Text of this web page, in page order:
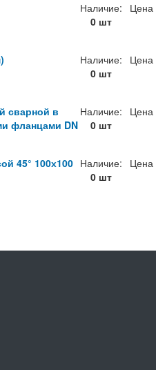
Наличие:
0 шт
Цена
Наличие:
0 шт
Цена
сварной в
фланцами DN
Наличие:
0 шт
Цена
45° 100х100 Наличие:
0 шт
Цена